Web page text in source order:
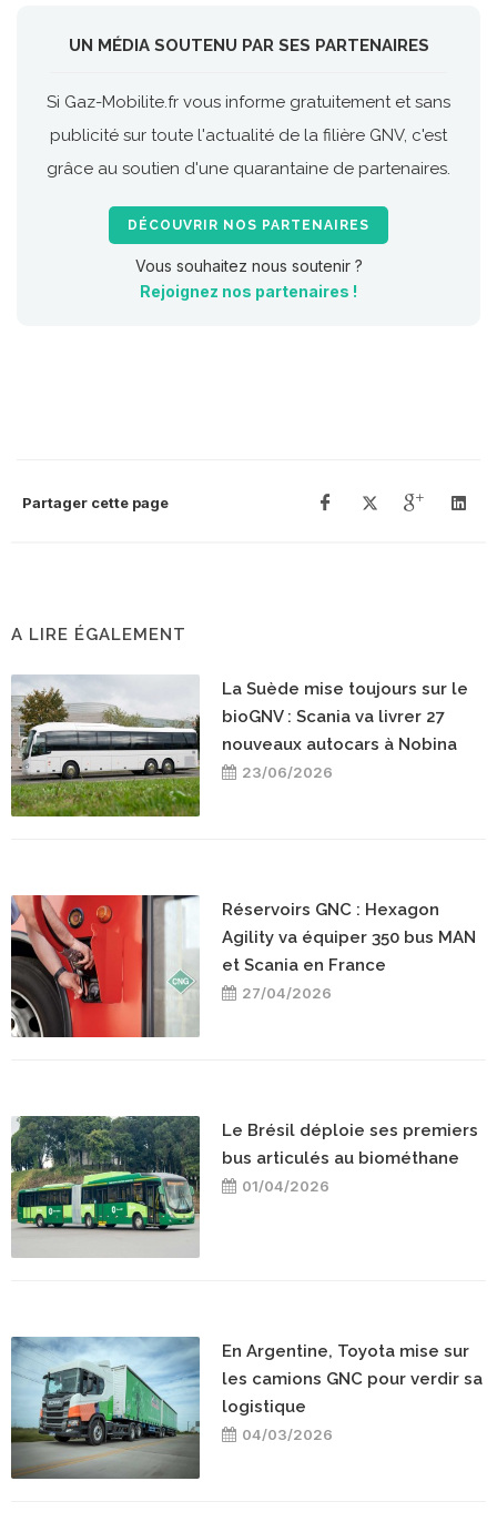
UN MÉDIA SOUTENU PAR SES PARTENAIRES
Si Gaz-Mobilite.fr vous informe gratuitement et sans
publicité sur toute l'actualité de la filière GNV, c'est
grâce au soutien d'une quarantaine de partenaires.
DÉCOUVRIR NOS PARTENAIRES
Vous souhaitez nous soutenir ?
Rejoignez nos partenaires !
Partager cette page
A LIRE ÉGALEMENT
La Suède mise toujours sur le
bioGNV : Scania va livrer 27
nouveaux autocars à Nobina
23/06/2026
Réservoirs GNC : Hexagon
Agility va équiper 350 bus MAN
et Scania en France
27/04/2026
Le Brésil déploie ses premiers
bus articulés au biométhane
01/04/2026
En Argentine, Toyota mise sur
les camions GNC pour verdir sa
logistique
04/03/2026